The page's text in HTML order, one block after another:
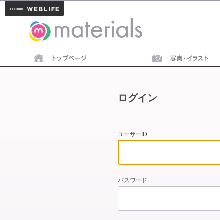
materials
ログイン
ユーザーID
パスワード